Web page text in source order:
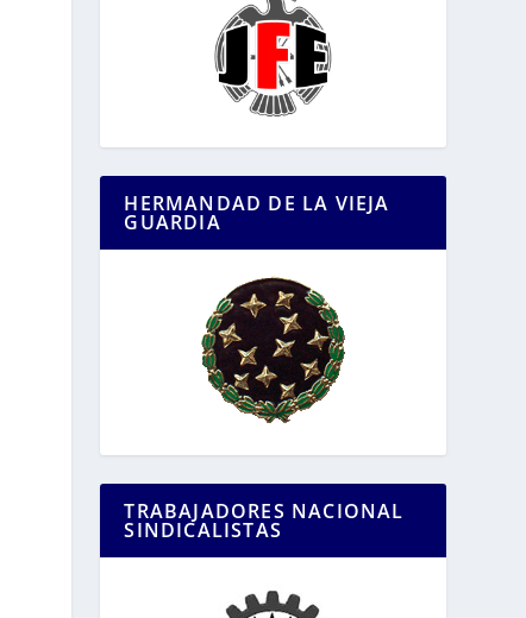
HERMANDAD DE LA VIEJA
GUARDIA
TRABAJADORES NACIONAL
SINDICALISTAS